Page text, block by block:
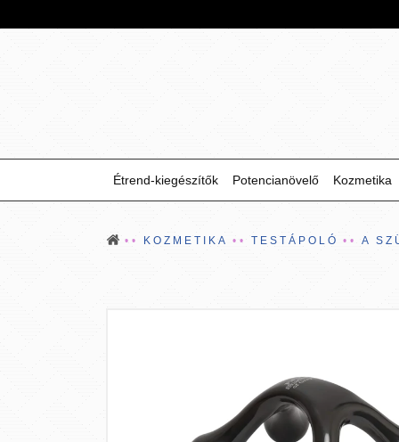
Étrend-kiegészítők Potencianövelő Kozmetika
KOZMETIKA TESTÁPOLÓ A